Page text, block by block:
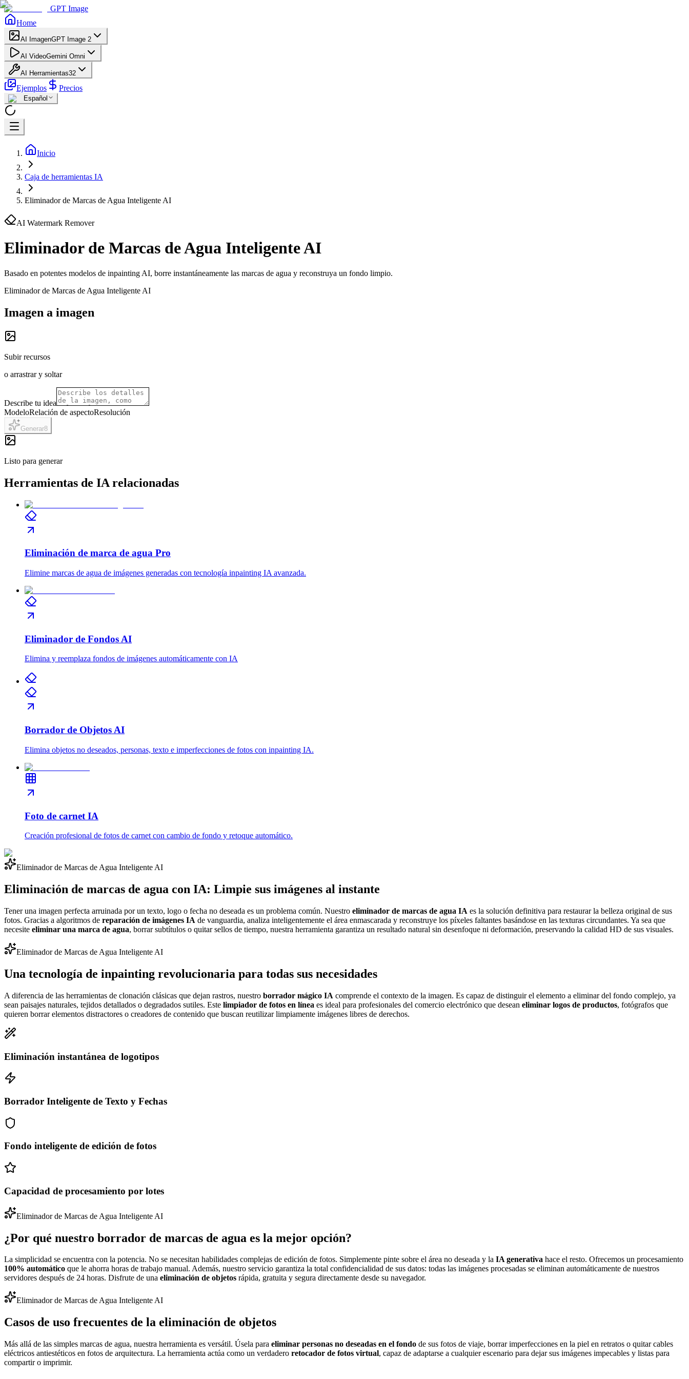
GPT Image
Home
AI ImagenGPT Image 2
AI VideoGemini Omni
AI Herramientas32
Ejemplos Precios
Español
Inicio
Caja de herramientas IA
Eliminador de Marcas de Agua Inteligente AI
AI Watermark Remover
Eliminador de Marcas de Agua Inteligente AI
Basado en potentes modelos de inpainting AI, borre instantáneamente las marcas de agua y reconstruya un fondo limpio.
Eliminador de Marcas de Agua Inteligente AI
Imagen a imagen
Subir recursos
o arrastrar y soltar
Describe tu idea
ModeloRelación de aspectoResolución
Generar8
Listo para generar
Herramientas de IA relacionadas
Eliminación de marca de agua Pro
Elimine marcas de agua de imágenes generadas con tecnología inpainting IA avanzada.
Eliminador de Fondos AI
Elimina y reemplaza fondos de imágenes automáticamente con IA
Borrador de Objetos AI
Elimina objetos no deseados, personas, texto e imperfecciones de fotos con inpainting IA.
Foto de carnet IA
Creación profesional de fotos de carnet con cambio de fondo y retoque automático.
Eliminador de Marcas de Agua Inteligente AI
Eliminación de marcas de agua con IA: Limpie sus imágenes al instante
Tener una imagen perfecta arruinada por un texto, logo o fecha no deseada es un problema común. Nuestro eliminador de marcas de agua IA es la solución definitiva para restaurar la belleza original de sus
fotos. Gracias a algoritmos de reparación de imágenes IA de vanguardia, analiza inteligentemente el área enmascarada y reconstruye los píxeles faltantes basándose en las texturas circundantes. Ya sea que
necesite eliminar una marca de agua, borrar subtítulos o quitar sellos de tiempo, nuestra herramienta garantiza un resultado natural sin desenfoque ni deformación, preservando la calidad HD de sus visuales.
Eliminador de Marcas de Agua Inteligente AI
Una tecnología de inpainting revolucionaria para todas sus necesidades
A diferencia de las herramientas de clonación clásicas que dejan rastros, nuestro borrador mágico IA comprende el contexto de la imagen. Es capaz de distinguir el elemento a eliminar del fondo complejo, ya
sean paisajes naturales, tejidos detallados o degradados sutiles. Este limpiador de fotos en línea es ideal para profesionales del comercio electrónico que desean eliminar logos de productos, fotógrafos que
quieren borrar elementos distractores o creadores de contenido que buscan reutilizar limpiamente imágenes libres de derechos.
Eliminación instantánea de logotipos
Borrador Inteligente de Texto y Fechas
Fondo inteligente de edición de fotos
Capacidad de procesamiento por lotes
Eliminador de Marcas de Agua Inteligente AI
¿Por qué nuestro borrador de marcas de agua es la mejor opción?
La simplicidad se encuentra con la potencia. No se necesitan habilidades complejas de edición de fotos. Simplemente pinte sobre el área no deseada y la IA generativa hace el resto. Ofrecemos un procesamiento
100% automático que le ahorra horas de trabajo manual. Además, nuestro servicio garantiza la total confidencialidad de sus datos: todas las imágenes procesadas se eliminan automáticamente de nuestros
servidores después de 24 horas. Disfrute de una eliminación de objetos rápida, gratuita y segura directamente desde su navegador.
Eliminador de Marcas de Agua Inteligente AI
Casos de uso frecuentes de la eliminación de objetos
Más allá de las simples marcas de agua, nuestra herramienta es versátil. Úsela para eliminar personas no deseadas en el fondo de sus fotos de viaje, borrar imperfecciones en la piel en retratos o quitar cables
eléctricos antiestéticos en fotos de arquitectura. La herramienta actúa como un verdadero retocador de fotos virtual, capaz de adaptarse a cualquier escenario para dejar sus imágenes impecables y listas para
compartir o imprimir.